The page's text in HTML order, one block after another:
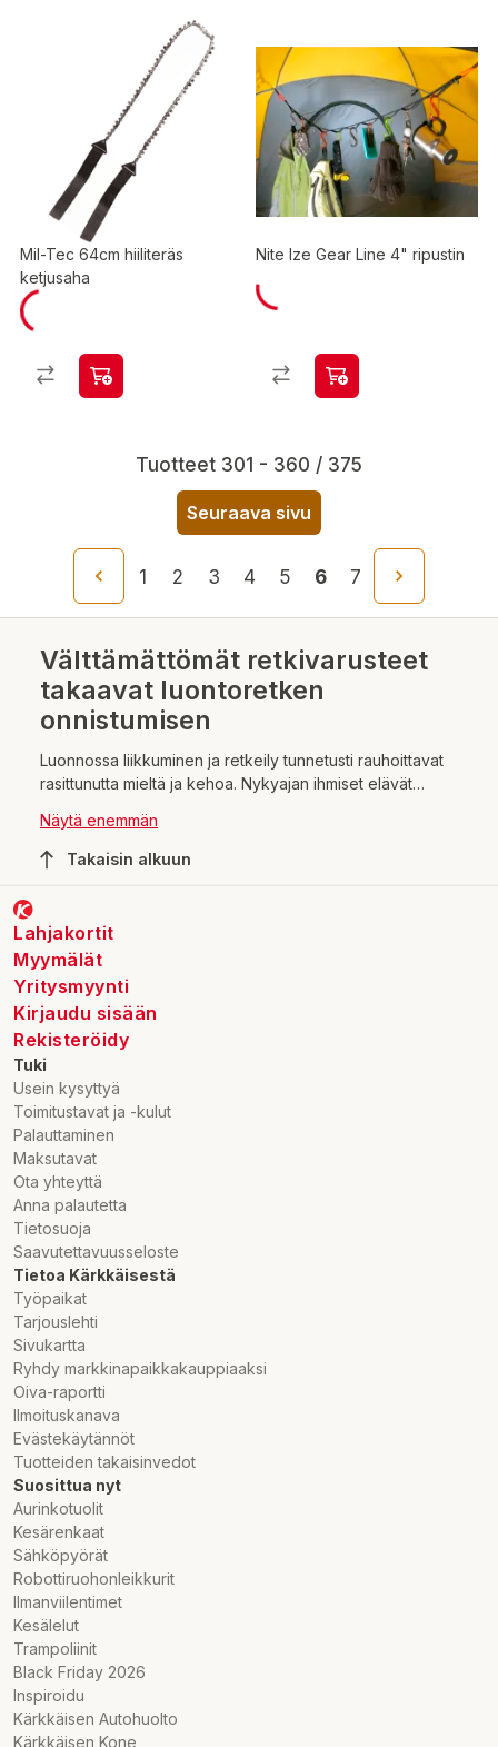
Mil-Tec 64cm hiiliteräs
ketjusaha
Nite Ize Gear Line 4" ripustin
Tuotteet 301 - 360 / 375
Seuraava sivu
1 2 3 4 5 6 7
Välttämättömät retkivarusteet
takaavat luontoretken
onnistumisen
Luonnossa liikkuminen ja retkeily tunnetusti rauhoittavat
rasittunutta mieltä ja kehoa. Nykyajan ihmiset elävät
puhdas luonto koetaan yhä useammin arjen pakopaikaksi.
Erämaa kutsuu retkeilemään, vaeltamaan ja kokemaan
valmistautuu reissuun asianmukaisesti ja olosuhteet
huomioiden. Välttämättömät retkivarusteet, kuten kiikarit,
ensiapuvälineet ja tulentekovälineet takaavat luontoretken
onnistumisen.
Näytä enemmän
Takaisin alkuun
Lahjakortit
Myymälät
Yritysmyynti
Kirjaudu sisään
Rekisteröidy
Tuki
Usein kysyttyä
Toimitustavat ja -kulut
Palauttaminen
Maksutavat
Ota yhteyttä
Anna palautetta
Tietosuoja
Saavutettavuusseloste
Tietoa Kärkkäisestä
Työpaikat
Tarjouslehti
Sivukartta
Ryhdy markkinapaikkakauppiaaksi
Oiva-raportti
Ilmoituskanava
Evästekäytännöt
Tuotteiden takaisinvedot
Suosittua nyt
Aurinkotuolit
Kesärenkaat
Sähköpyörät
Robottiruohonleikkurit
Ilmanviilentimet
Kesälelut
Trampoliinit
Black Friday 2026
Inspiroidu
Kärkkäisen Autohuolto
Kärkkäisen Kone